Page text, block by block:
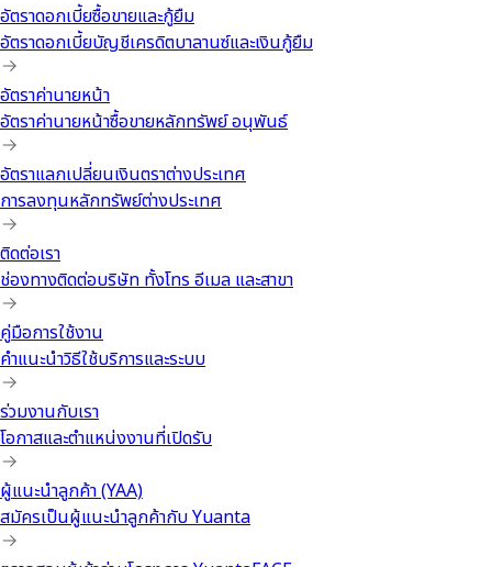
อัตราดอกเบี้ยซื้อขายและกู้ยืม
อัตราดอกเบี้ยบัญชีเครดิตบาลานซ์และเงินกู้ยืม
อัตราค่านายหน้า
อัตราค่านายหน้าซื้อขายหลักทรัพย์ อนุพันธ์
อัตราแลกเปลี่ยนเงินตราต่างประเทศ
การลงทุนหลักทรัพย์ต่างประเทศ
ติดต่อเรา
ช่องทางติดต่อบริษัท ทั้งโทร อีเมล และสาขา
คู่มือการใช้งาน
คำแนะนำวิธีใช้บริการและระบบ
ร่วมงานกับเรา
โอกาสและตำแหน่งงานที่เปิดรับ
ผู้แนะนำลูกค้า (YAA)
สมัครเป็นผู้แนะนำลูกค้ากับ Yuanta